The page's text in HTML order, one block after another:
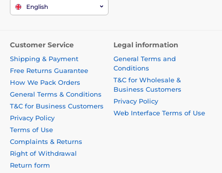
English
Customer Service
Shipping & Payment
Free Returns Guarantee
How We Pack Orders
General Terms & Conditions
T&C for Business Customers
Privacy Policy
Terms of Use
Complaints & Returns
Right of Withdrawal
Return form
Legal information
General Terms and
Conditions
T&C for Wholesale &
Business Customers
Privacy Policy
Web Interface Terms of Use